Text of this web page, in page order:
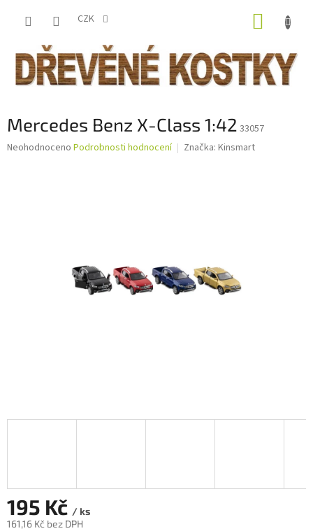
CZK
Mercedes Benz X-Class 1:42 33057
Průměrné
Neohodnoceno Podrobnosti hodnocení Značka: Kinsmart
195 Kč / ks
161,16 Kč bez DPH